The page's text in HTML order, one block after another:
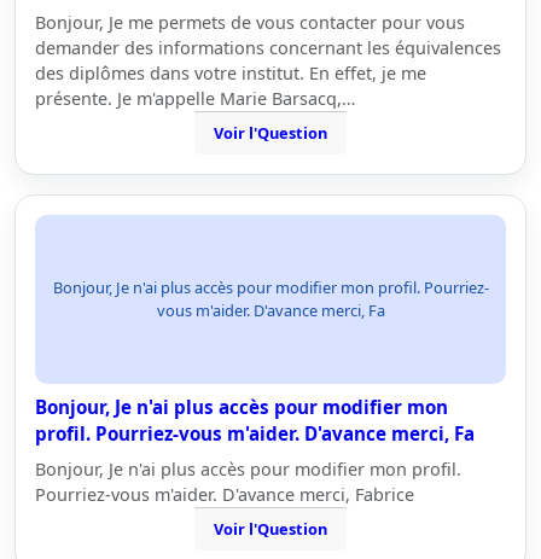
Bonjour, Je me permets de vous contacter pour vous
demander des informations concernant les équivalences
des diplômes dans votre institut. En effet, je me
présente. Je m'appelle Marie Barsacq,…
Voir l'Question
Bonjour, Je n'ai plus accès pour modifier mon profil. Pourriez-
vous m'aider. D'avance merci, Fa
Bonjour, Je n'ai plus accès pour modifier mon
profil. Pourriez-vous m'aider. D'avance merci, Fa
Bonjour, Je n'ai plus accès pour modifier mon profil.
Pourriez-vous m'aider. D'avance merci, Fabrice
Voir l'Question